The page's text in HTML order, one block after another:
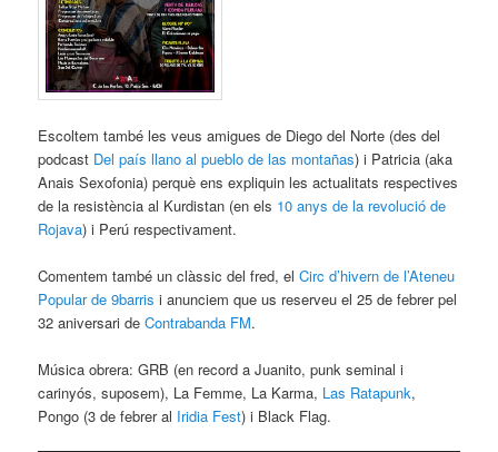
Escoltem també les veus amigues de Diego del Norte (des del
podcast Del país llano al pueblo de las montañas) i Patricia (aka
Anais Sexofonia) perquè ens expliquin les actualitats respectives
de la resistència al Kurdistan (en els 10 anys de la revolució de
Rojava) i Perú respectivament.
Comentem també un clàssic del fred, elCirc d’hivern de l’Ateneu
Popular de 9barris i anunciem que us reserveu el 25 de febrer pel
32 aniversari deContrabanda FM.
Música obrera: GRB (en record a Juanito, punk seminal i
carinyós, suposem), La Femme, La Karma, Las Ratapunk,
Pongo (3 de febrer al Iridia Fest) i Black Flag.